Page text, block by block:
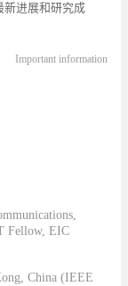
新进展和研究成
Important information
Fellow, EIC
China (IEEE